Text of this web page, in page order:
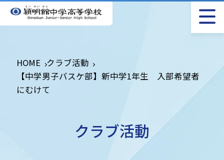
HOME クラブ活動
【中学男子バスケ部】新中学1年生 入部希望者
にむけて
クラブ活動